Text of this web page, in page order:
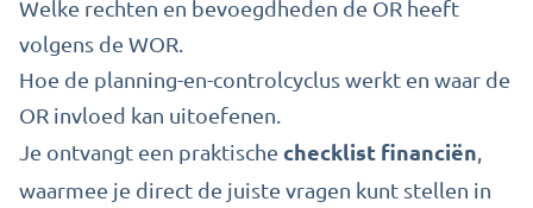
Welke rechten en bevoegdheden de OR heeft
volgens de WOR.
Hoe de planning-en-controlcyclus werkt en waar de
OR invloed kan uitoefenen.
Je ontvangt een praktische checklist financiën
waarmee je direct de juiste vragen kunt stellen in